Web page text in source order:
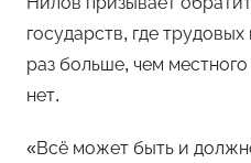
государств, где
раз больше, чем
нет.
«Всё может быть и